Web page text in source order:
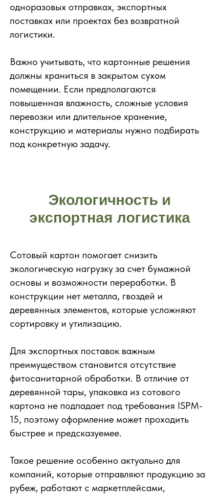
одноразовых отправках, экспортных
поставках или проектах без возвратной
логистики.
Важно учитывать, что картонные решения
должны храниться в закрытом сухом
помещении. Если предполагаются
повышенная влажность, сложные условия
перевозки или длительное хранение,
конструкцию и материалы нужно подбирать
под конкретную задачу.
Экологичность и
экспортная логистика
Сотовый картон помогает снизить
экологическую нагрузку за счет бумажной
основы и возможности переработки. В
конструкции нет металла, гвоздей и
деревянных элементов, которые усложняют
сортировку и утилизацию.
Для экспортных поставок важным
преимуществом становится отсутствие
фитосанитарной обработки. В отличие от
деревянной тары, упаковка из сотового
картона не подпадает под требования ISPM-
15, поэтому оформление может проходить
быстрее и предсказуемее.
Такое решение особенно актуально для
компаний, которые отправляют продукцию за
рубеж, работают с маркетплейсами,